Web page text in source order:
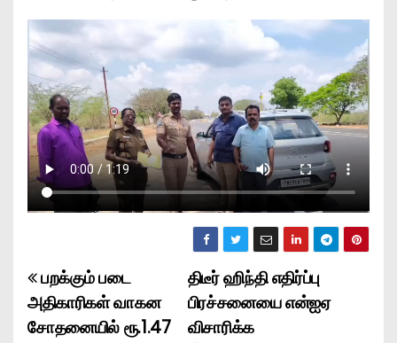
P
o
திடீர் ஹிந்தி எதிர்ப்பு
பிரச்சனையை என்ஐஏ
விசாரிக்க
பறக்கும் படை
அதிகாரிகள் வாகன
சோதனையில் ரூ.1.47